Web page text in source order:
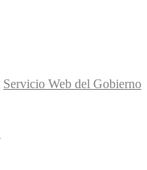
Servicio Web del Gobierno